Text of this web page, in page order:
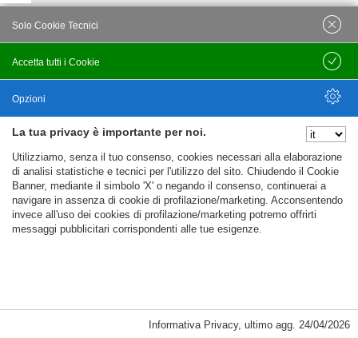
La tua privacy è importante per noi.
Utilizziamo, senza il tuo consenso, cookies necessari alla elaborazione
di analisi statistiche e tecnici per l'utilizzo del sito. Chiudendo il Cookie
Banner, mediante il simbolo 'X' o negando il consenso, continuerai a
navigare in assenza di cookie di profilazione/marketing. Acconsentendo
invece all'uso dei cookies di profilazione/marketing potremo offrirti
messaggi pubblicitari corrispondenti alle tue esigenze.
Cookie Necessari, Tecnici di Sessione
Accetta tutti i Cookie
Solo Cookie Tecnici
Salva
Opzioni
Nascondi Opzioni
Informativa Privacy, ultimo agg. 24/04/2026